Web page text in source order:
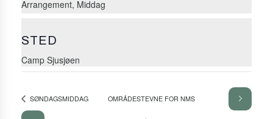
Arrangement, Middag
STED
Camp Sjusjøen
SØNDAGSMIDDAG OMRÅDESTEVNE FOR NMS